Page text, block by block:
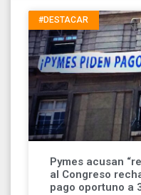
#DESTACAR
Pymes acusan
al Congreso
pago oportuno a